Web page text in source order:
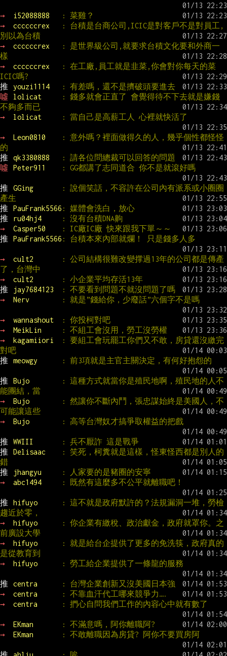
→ i52088888
: 菜雞？
→
ccccccrex
: 台積是台商公司,ICIC是對客戶不是對員工,
別以為台積
→
ccccccrex
: 是世界級公司,就要求台積文化要和外商一
樣
→
ccccccrex
: 在工廠,員工就是韭菜,你會對你每天的菜
ICIC嗎?
推
youzi1114
: 有差嗎，還不是擠破頭要進去
噓
lolicat
: 錢多就會正直了 會覺得待不下去就是嫌錢
不夠多而已
→
lolicat : 當自己是高薪工人 心裡就快活了
→ Leon0810
: 意外嗎？裡面做得久的人，幾乎個性都怪怪
的
推
qk3380888
: 請各位問總裁可以回答的問題
噓
Peter911 : GG都講了志同道合 你不是就滾好嗎
推 GGing
: 說個笑話，不容許在公司內有派系或小圈圈
產生
推
PauFrank5566 : 媒體會洗白，放心
推
ru04hj4
: 沒有台積DNA齁
→
Casper50
: IC廠IC廠 快來跟我下單～～
推
PauFrank5566 : 台積本來內部就爛！ 只是錢多人多
→ cult2
: 公司結構很難改變撑過13年的公司都是傳產
了，台灣中
→
cult2
: 小企業平均存活13年
推
jay7684123
: 不要看到問題不就沒問題了嗎
→
Nerv : 就是”錢給你，少廢話”六個字不是嗎
→ wannashout
: 你投柯對吧
→
MeikLin
: 不組工會沒用，勞工沒勞權
→
kagamiiori
: 要組工會玩罷工你們又不敢，房貸還沒繳完
對吧
推
meowgy : 前3項就是主官主關決定，有何好抱怨的
推 Bujo
: 這種方式就當你是殖民地啊，殖民地的人不
能團結，當
→
Bujo
: 然讓你不斷內鬥，張忠謀始終是美國人，不
可能讓這些
→
Bujo : 高等台灣奴才搞爭取權益的把戲
推 WWIII
: 兵不厭詐 這是戰爭
推
Delisaac
: 笑死，柯糞就是這樣，怪東怪西都是別人的
錯
推
jhangyu
: 人家要的是豬圈的安寧
→
abc1494 : 既然有這麼多不公平就離職吧！
推 hifuyo
: 這不就是政府默許的？法規漏洞一堆，勞檢
趨近於零，
→
hifuyo
: 你企業有繳稅、政治獻金，政府就罩你。之
前廣設大學
→
hifuyo
: 就是給台企提供了更多的免洗筷，政府真的
是從教育到
→
hifuyo : 勞工給企業提供了一條龍的服務
推 centra
: 台灣企業創新又沒美國日本強
→
centra
: 不靠血汗代工哪來競爭力….
→
centra : 捫心自問我們工作的內容心中就有數了
→ EKman
: 不滿意嗎，阿你離職阿?
→
EKman : 不敢離職因為房貸? 阿你不要買房阿